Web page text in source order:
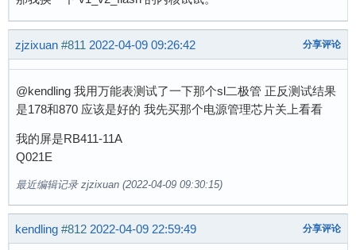
zjzixuan #811 2022-04-09 09:26:42 分享评论
@kendling 我用万能表测试了一下那个sl二极管 正反测试结果
是178和870 应该是好的 我先买那个电源管理芯片关上看看
我的屏是RB411-11A
Q021E
最近编辑记录 zjzixuan (2022-04-09 09:30:15)
kendling #812 2022-04-09 22:59:49 分享评论